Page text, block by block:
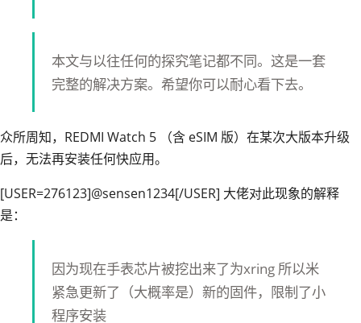
本文与以往任何的探究笔记都不同。这是一套
完整的解决方案。希望你可以耐心看下去。
众所周知，REDMI Watch 5 （含 eSIM 版）在某次大版本升级
后，无法再安装任何快应用。
[USER=276123]@sensen1234[/USER] 大佬对此现象的解释
是：
因为现在手表芯片被挖出来了为xring 所以米
紧急更新了（大概率是）新的固件，限制了小
程序安装